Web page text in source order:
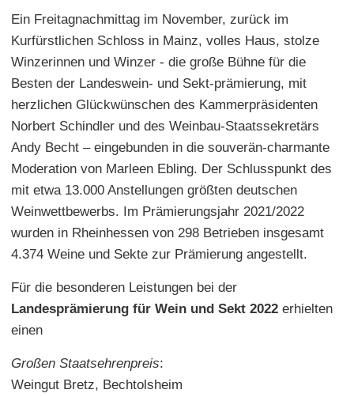
Ein Freitagnachmittag im November, zurück im
Kurfürstlichen Schloss in Mainz, volles Haus, stolze
Winzerinnen und Winzer - die große Bühne für die
Besten der Landeswein- und Sekt-prämierung, mit
herzlichen Glückwünschen des Kammerpräsidenten
Norbert Schindler und des Weinbau-Staatssekretärs
Andy Becht – eingebunden in die souverän-charmante
Moderation von Marleen Ebling. Der Schlusspunkt des
mit etwa 13.000 Anstellungen größten deutschen
Weinwettbewerbs. Im Prämierungsjahr 2021/2022
wurden in Rheinhessen von 298 Betrieben insgesamt
4.374 Weine und Sekte zur Prämierung angestellt.
Für die besonderen Leistungen bei der
Landesprämierung für Wein und Sekt 2022 erhielten
einen
Großen Staatsehrenpreis:
Weingut Bretz, Bechtolsheim